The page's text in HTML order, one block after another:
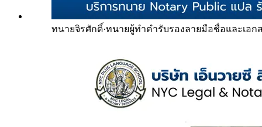
ทนายจิรศักดิ์·ทนายผู้ทำคำรับรองลายมือชื่อและเอก